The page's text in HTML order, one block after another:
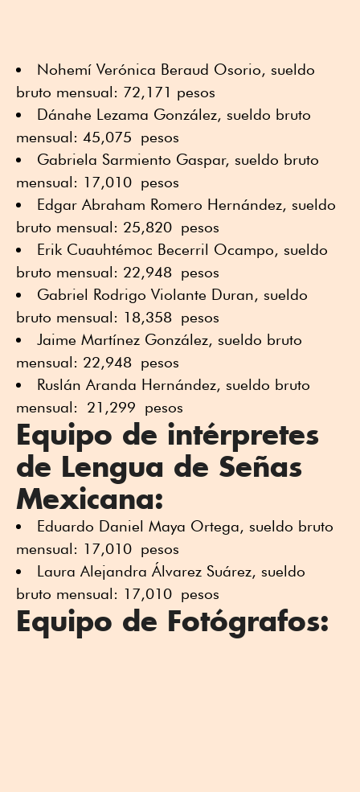
Nohemí Verónica Beraud Osorio, sueldo
bruto mensual: 72,171 pesos
Dánahe Lezama González, sueldo bruto
mensual: 45,075 pesos
Gabriela Sarmiento Gaspar, sueldo bruto
mensual: 17,010 pesos
Edgar Abraham Romero Hernández, sueldo
bruto mensual: 25,820 pesos
Erik Cuauhtémoc Becerril Ocampo, sueldo
bruto mensual: 22,948 pesos
Gabriel Rodrigo Violante Duran, sueldo
bruto mensual: 18,358 pesos
Jaime Martínez González, sueldo bruto
mensual: 22,948 pesos
Ruslán Aranda Hernández, sueldo bruto
mensual: 21,299 pesos
Equipo de intérpretes
de Lengua de Señas
Mexicana:
Eduardo Daniel Maya Ortega, sueldo bruto
mensual: 17,010 pesos
Laura Alejandra Álvarez Suárez, sueldo
bruto mensual: 17,010 pesos
Equipo de Fotógrafos: